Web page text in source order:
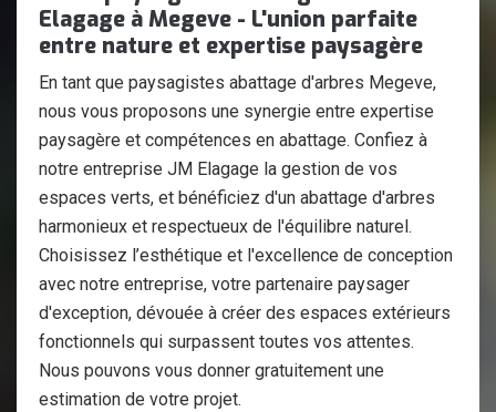
Elagage à Megeve - L'union parfaite
entre nature et expertise paysagère
En tant que paysagistes abattage d'arbres Megeve,
nous vous proposons une synergie entre expertise
paysagère et compétences en abattage. Confiez à
notre entreprise JM Elagage la gestion de vos
espaces verts, et bénéficiez d'un abattage d'arbres
harmonieux et respectueux de l'équilibre naturel.
Choisissez l’esthétique et l'excellence de conception
avec notre entreprise, votre partenaire paysager
d'exception, dévouée à créer des espaces extérieurs
fonctionnels qui surpassent toutes vos attentes.
Nous pouvons vous donner gratuitement une
estimation de votre projet.